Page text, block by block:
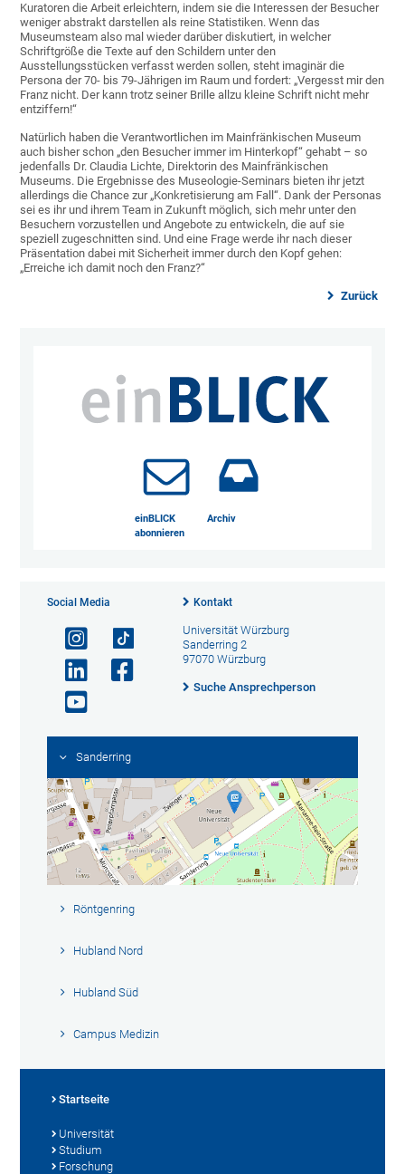
Kuratoren die Arbeit erleichtern, indem sie die Interessen der Besucher
weniger abstrakt darstellen als reine Statistiken. Wenn das
Museumsteam also mal wieder darüber diskutiert, in welcher
Schriftgröße die Texte auf den Schildern unter den
Ausstellungsstücken verfasst werden sollen, steht imaginär die
Persona der 70- bis 79-Jährigen im Raum und fordert: „Vergesst mir den
Franz nicht. Der kann trotz seiner Brille allzu kleine Schrift nicht mehr
entziffern!“
Natürlich haben die Verantwortlichen im Mainfränkischen Museum
auch bisher schon „den Besucher immer im Hinterkopf“ gehabt – so
jedenfalls Dr. Claudia Lichte, Direktorin des Mainfränkischen
Museums. Die Ergebnisse des Museologie-Seminars bieten ihr jetzt
allerdings die Chance zur „Konkretisierung am Fall“. Dank der Personas
sei es ihr und ihrem Team in Zukunft möglich, sich mehr unter den
Besuchern vorzustellen und Angebote zu entwickeln, die auf sie
speziell zugeschnitten sind. Und eine Frage werde ihr nach dieser
Präsentation dabei mit Sicherheit immer durch den Kopf gehen:
„Erreiche ich damit noch den Franz?“
Zurück
einBLICK
abonnieren
Archiv
Social Media Kontakt
Universität Würzburg
Sanderring 2
97070 Würzburg
Suche Ansprechperson
Sanderring
Röntgenring
Hubland Nord
Hubland Süd
Campus Medizin
Startseite
Universität
Studium
Forschung